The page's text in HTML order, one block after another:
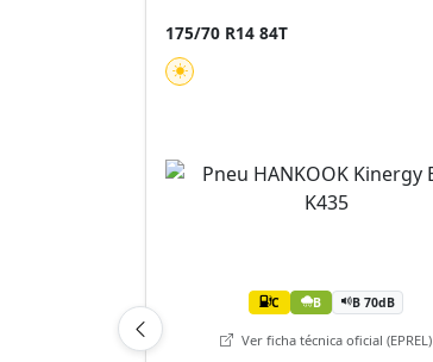
175/70 R14 84T
C B B 70dB
Ver ficha técnica oficial (EPREL)